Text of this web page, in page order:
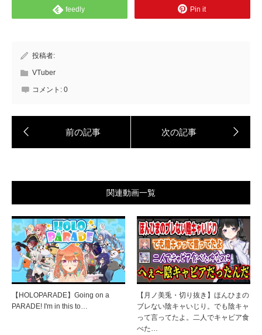
feedly Pin it
投稿者:
VTuber
コメント: 0
関連動画一覧
【HOLOPARADE】Going on a
PARADE! I'm in this to…
【月ノ美兎・切り抜き】ほんひまの
ブレない陰キャいじり。でも陰キャ
って言ってたよ。二人でキャビア食
べた…